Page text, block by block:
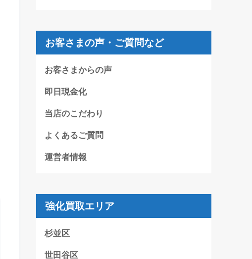
お客さまの声・ご質問など
お客さまからの声
即日現金化
当店のこだわり
よくあるご質問
運営者情報
強化買取エリア
杉並区
世田谷区